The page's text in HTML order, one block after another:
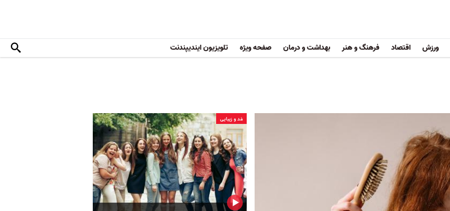
ورزش اقتصاد فرهنگ و هنر بهداشت و درمان صفحه ویژه تلویزیون ایندیپندنت
مُد و زیبایی